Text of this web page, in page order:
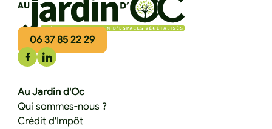
06 37 85 22 29
Au Jardin d'Oc
Qui sommes-nous ?
Crédit d'Impôt